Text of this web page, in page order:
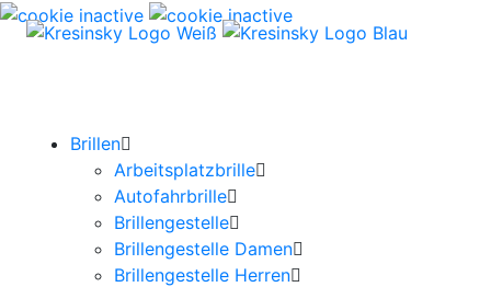
Brillen
Arbeitsplatzbrille
Autofahrbrille
Brillengestelle
Brillengestelle Damen
Brillengestelle Herren